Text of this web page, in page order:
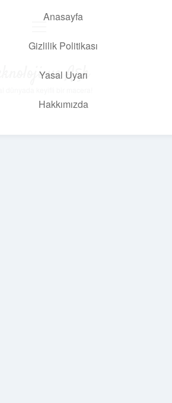
Anasayfa
Gizlilik Politikası
Yasal Uyarı
Hakkımızda
Teknoloji ve Aşk